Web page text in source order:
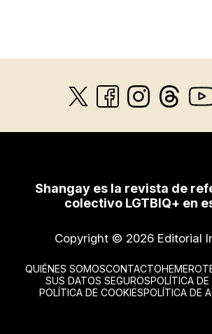
Shangay es la revista de
colectivo LGTBIQ+ en
Copyright © 2026 Editorial
QUIÉNES SOMOSCONTACTO
SUS DATOS SEGUROSPOLÍTICA DE
POLÍTICA DE COOKIESPOLÍTICA DE